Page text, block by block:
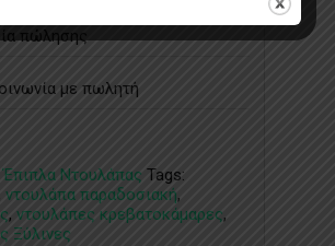
πώλησης
με πωλητή
Έπιπλα Ντουλάπας Tags:
ντουλάπα παραδοσιακή,
, ντουλάπες κρεβατοκάμαρες,
Ξύλινες